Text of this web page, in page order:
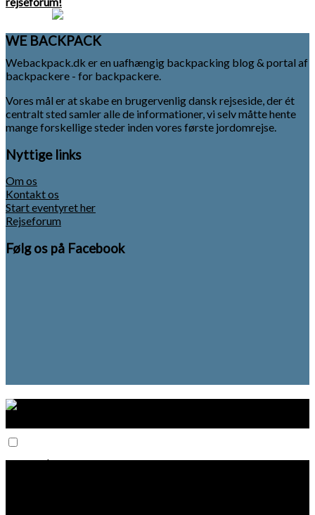
WE BACKPACK
Webackpack.dk er en uafhængig backpacking blog & portal af
backpackere - for backpackere.
Vores mål er at skabe en brugervenlig dansk rejseside, der ét
centralt sted samler alle de informationer, vi selv måtte hente
mange forskellige steder inden vores første jordomrejse.
Nyttige links
Om os
Kontakt os
Start eventyret her
Rejseforum
Følg os på Facebook